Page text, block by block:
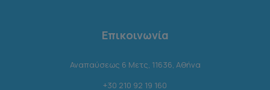
Επικοινωνία
Αναπαύσεως 6 Μετς, 11636, Αθήνα
+30 210 92 19 160